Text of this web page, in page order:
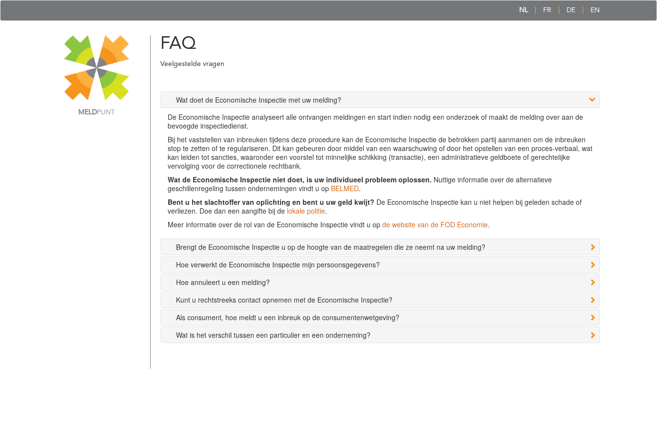
NL FR DE EN
MELDPUNT
FAQ
Veelgestelde vragen
Wat doet de Economische Inspectie met uw melding?
De Economische Inspectie analyseert alle ontvangen meldingen en start indien nodig een onderzoek of maakt de melding over aan de
bevoegde inspectiedienst.
Bij het vaststellen van inbreuken tijdens deze procedure kan de Economische Inspectie de betrokken partij aanmanen om de inbreuken
stop te zetten of te regulariseren. Dit kan gebeuren door middel van een waarschuwing of door het opstellen van een proces-verbaal, wat
kan leiden tot sancties, waaronder een voorstel tot minnelijke schikking (transactie), een administratieve geldboete of gerechtelijke
vervolging voor de correctionele rechtbank.
Wat de Economische Inspectie niet doet, is uw individueel probleem oplossen. Nuttige informatie over de alternatieve
geschillenregeling tussen ondernemingen vindt u op BELMED.
Bent u het slachtoffer van oplichting en bent u uw geld kwijt? De Economische Inspectie kan u niet helpen bij geleden schade of
verliezen. Doe dan een aangifte bij de lokale politie.
Meer informatie over de rol van de Economische Inspectie vindt u op de website van de FOD Economie.
Brengt de Economische Inspectie u op de hoogte van de maatregelen die ze neemt na uw melding?
Hoe verwerkt de Economische Inspectie mijn persoonsgegevens?
Hoe annuleert u een melding?
Kunt u rechtstreeks contact opnemen met de Economische Inspectie?
Als consument, hoe meldt u een inbreuk op de consumentenwetgeving?
Wat is het verschil tussen een particulier en een onderneming?